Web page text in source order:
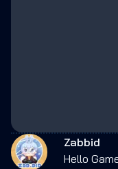
Zabbid
Hello